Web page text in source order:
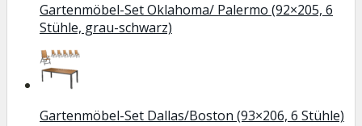
Gartenmöbel-Set Oklahoma/ Palermo (92×205, 6
Stühle, grau-schwarz)
Gartenmöbel-Set Dallas/Boston (93×206, 6 Stühle)